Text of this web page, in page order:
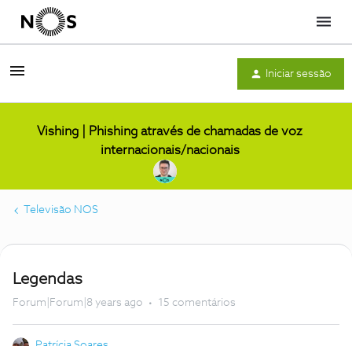
Menu
Iniciar sessão
Vishing | Phishing através de chamadas de voz
internacionais/nacionais
Televisão NOS
Legendas
Forum|Forum|8 years ago 15 comentários